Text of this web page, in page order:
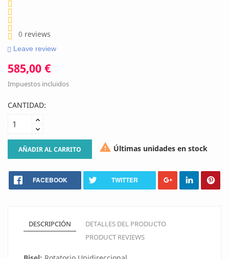
0 reviews
Leave review
585,00 €
Impuestos incluidos
CANTIDAD:
AÑADIR AL CARRITO  Últimas unidades en stock
FACEBOOK TWITTER
DESCRIPCIÓN
DETALLES DEL PRODUCTO
PRODUCT REVIEWS